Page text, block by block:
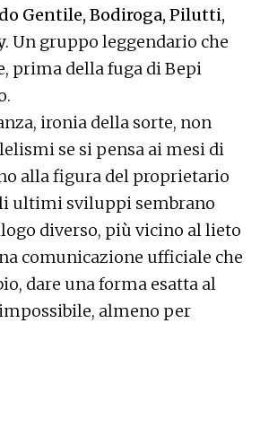
Gentile, Bodiroga, Pilutti,
. Un gruppo leggendario che
prima della fuga di Bepi
ironia della sorte, non
se si pensa ai mesi di
alla figura del proprietario
ultimi sviluppi sembrano
diverso, più vicino al lieto
comunicazione ufficiale che
dare una forma esatta al
almeno per